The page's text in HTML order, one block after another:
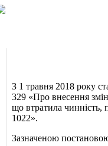
З 1 травня 2018 року
329 «Про внесення
що втратила чинність,
1022».
Зазначеною